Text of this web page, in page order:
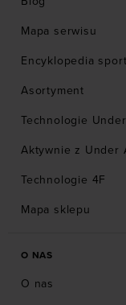
Mapa serwisu
Encyklopedia
Asortyment
Technologie
Aktywnie z Under
Technologie 4F
Mapa sklepu
O NAS
O nas